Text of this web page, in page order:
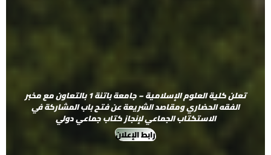
تعلن كلية العلوم الإسلامية – جامعة باتنة 1 بالتعاون مع مخبر
الفقه الحضاري ومقاصد الشريعة عن فتح باب المشاركة في
الاستكتاب الجماعي لإنجاز كتاب جماعي دولي
رابط الإعلان